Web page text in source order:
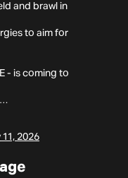
and brawl in
to aim for
- is coming to
11, 2026